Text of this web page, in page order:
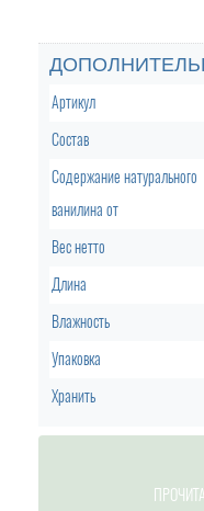
Артикул
Состав
Содержание натурального
ванилина от
Вес нетто
Длина
Влажность
Упаковка
Хранить